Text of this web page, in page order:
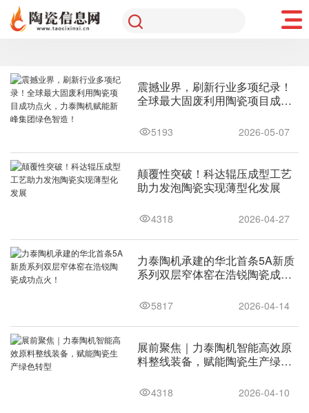
震撼业界，刷新行业多项纪录！
全球最大固废利用陶瓷项目成功
色智造！
2026-05-07
5193
颠覆性突破！科达辊压成型工艺
助力发泡陶瓷实现薄型化发展
2026-04-27
4318
力泰陶机承建的华北首条5A新质
系列双层窄体窑在浩锐陶瓷成功
2026-04-14
5817
展前聚焦｜力泰陶机智能高效原
料整线装备，赋能陶瓷生产绿色
2026-04-10
4318